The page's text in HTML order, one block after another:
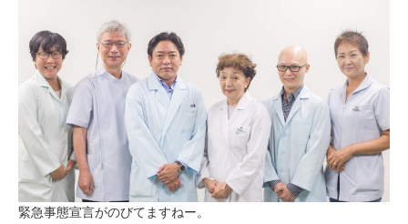
緊急事態宣言がのびてますねー。